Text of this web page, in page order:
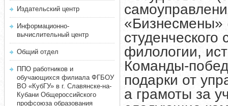
Издательский центр
Информационно-
вычислительный центр
Общий отдел
ППО работников и
обучающихся филиала ФГБОУ
ВО «КубГУ» в г. Славянске-на-
Кубани Общероссийского
профсоюза образования
«Бизнесмены»
филологии,
Команды-
подарки от
а грамоты за